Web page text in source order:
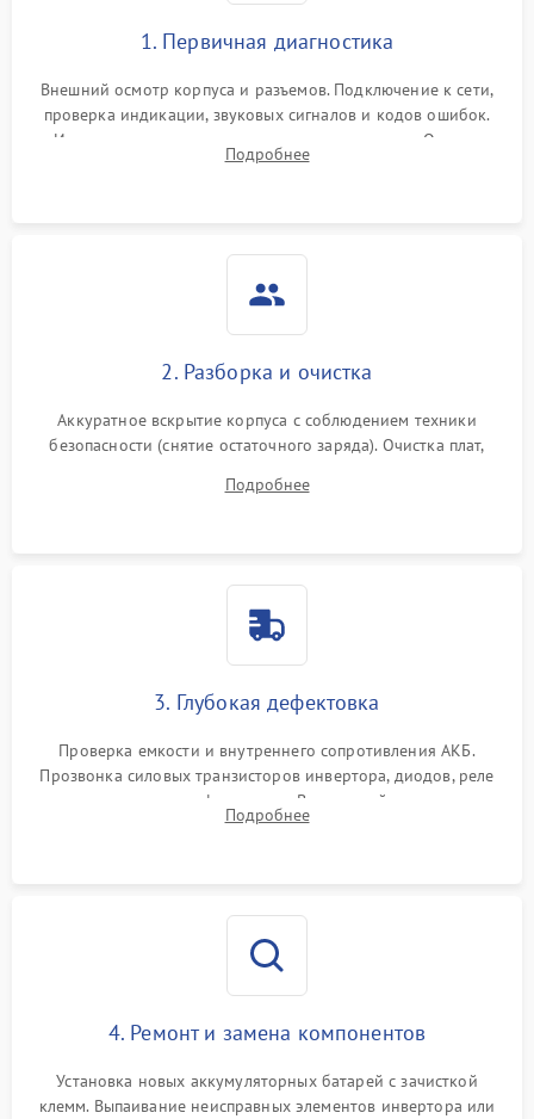
1. Первичная диагностика
Внешний осмотр корпуса и разъемов. Подключение к сети,
проверка индикации, звуковых сигналов и кодов ошибок.
Измерение входного и выходного напряжения. Оценка
реакции ИБП на отключение основного питания без
Подробнее
2. Разборка и очистка
Аккуратное вскрытие корпуса с соблюдением техники
безопасности (снятие остаточного заряда). Очистка плат,
и кистей для предотвращения перегрева и замыканий.
Подробнее
3. Глубокая дефектовка
Проверка емкости и внутреннего сопротивления АКБ.
Прозвонка силовых транзисторов инвертора, диодов, реле
переключения и трансформатора. Визуальный поиск вздутых
конденсаторов и прогаров на печатной плате.
Подробнее
4. Ремонт и замена компонентов
Установка новых аккумуляторных батарей с зачисткой
клемм. Выпаивание неисправных элементов инвертора или